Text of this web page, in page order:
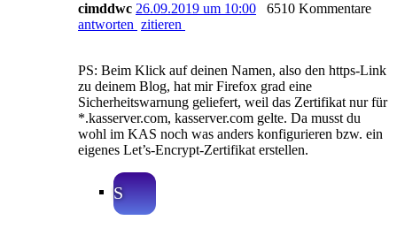
cimddwc 26.09.2019 um 10:00
6510 Kommentare
antworten zitieren
PS: Beim Klick auf deinen Namen, also den https-Link
zu deinem Blog, hat mir Firefox grad eine
Sicherheitswarnung geliefert, weil das Zertifikat nur für
*.kasserver.com, kasserver.com gelte. Da musst du
wohl im KAS noch was anders konfigurieren bzw. ein
eigenes Let’s-Encrypt-Zertifikat erstellen.
S